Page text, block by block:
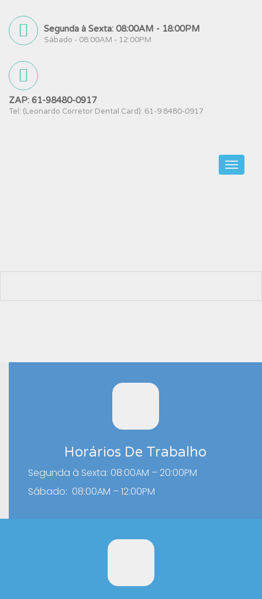
Segunda à Sexta: 08:00AM - 18:00PM
Sábado - 08:00AM - 12:00PM
ZAP: 61-98480-0917
Tel: (Leonardo Corretor Dental Card): 61-9 8480-0917
Horários De Trabalho
Segunda à Sexta: 08:00AM – 20:00PM
Sábado: 08:00AM – 12:00PM